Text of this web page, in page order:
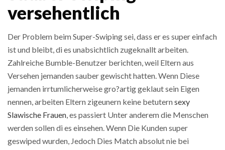
versehentlich
Der Problem beim Super-Swiping sei, dass er es super einfach
ist und bleibt, di es unabsichtlich zugeknallt arbeiten.
Zahlreiche Bumble-Benutzer berichten, weil Eltern aus
Versehen jemanden sauber gewischt hatten. Wenn Diese
jemanden irrtumlicherweise gro?artig geklaut sein Eigen
nennen, arbeiten Eltern zigeunern keine betuternsexy
Slawische Frauen, es passiert Unter anderem die Menschen
werden sollen di es einsehen. Wenn Die Kunden super
geswiped wurden, Jedoch Dies Match absolut nie bei